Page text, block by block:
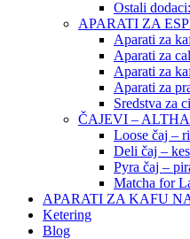
Ostali
APARATI ZA
Aparati za
Aparati za
Aparati za
Aparati za
Sredstva za
ČAJEVI –
Loose čaj –
Deli čaj –
Pyra čaj –
Matcha for
APARATI ZA KAFU
Ketering
Blog